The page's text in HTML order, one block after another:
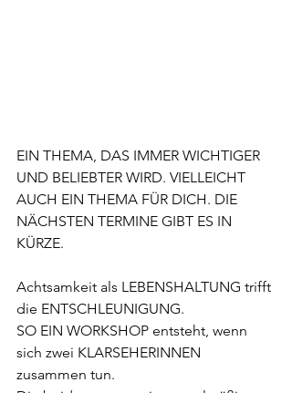
EIN THEMA, DAS IMMER WICHTIGER
UND BELIEBTER WIRD. VIELLEICHT
AUCH EIN THEMA FÜR DICH. DIE
NÄCHSTEN TERMINE GIBT ES IN
KÜRZE.
Achtsamkeit als LEBENSHALTUNG trifft
die ENTSCHLEUNIGUNG.
SO EIN WORKSHOP entsteht, wenn
sich zwei KLARSEHERINNEN
zusammen tun.